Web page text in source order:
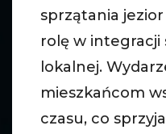
sprzątania
rolę w integracji
lokalnej.
mieszkańcom
czasu, co